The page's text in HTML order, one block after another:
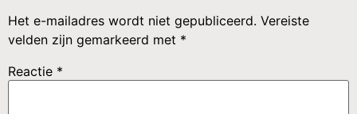
Het e-mailadres wordt niet gepubliceerd. Vereiste
velden zijn gemarkeerd met *
Reactie *